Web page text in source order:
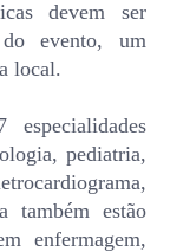
devem ser
evento, um
local.
pediatria,
também estão
enfermagem,